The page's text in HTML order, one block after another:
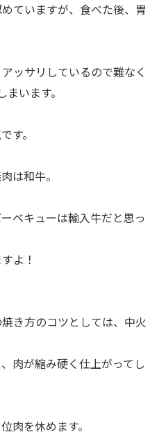
ていますが、食べた後、胃
ッサリしているので難なく
います。
す。
は和牛。
ベキューは輸入牛だと思っ
よ！
き方のコツとしては、中火
肉が縮み硬く仕上がってし
肉を休めます。